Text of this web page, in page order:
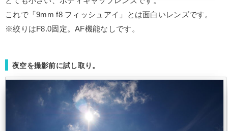
これで「9mm f8 フィッシュアイ」とは面白いレンズです。
※絞りはF8.0固定。AF機能なしです。
夜空を撮影前に試し取り。